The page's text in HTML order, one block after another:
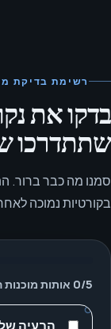
רשימת בדיקת
בדקו את
שתתדרכו
סמנו מה כבר ברור.
בקורטיות נמוכה
0/5 אותות מוכנות
הבעיה של